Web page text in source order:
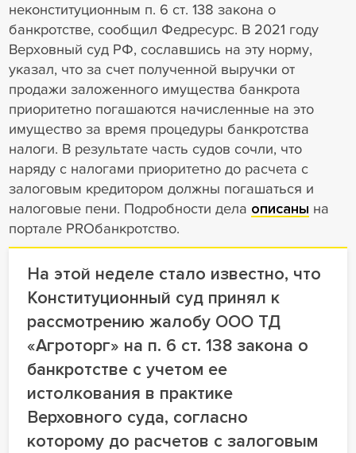
неконституционным п. 6 ст. 138 закона о
банкротстве, сообщил Федресурс. В 2021 году
Верховный суд РФ, сославшись на эту норму,
указал, что за счет полученной выручки от
продажи заложенного имущества банкрота
приоритетно погашаются начисленные на это
имущество за время процедуры банкротства
налоги. В результате часть судов сочли, что
наряду с налогами приоритетно до расчета с
залоговым кредитором должны погашаться и
налоговые пени. Подробности дела описаны на
портале PROбанкротство.
На этой неделе стало известно, что
Конституционный суд принял к
рассмотрению жалобу ООО ТД
«Агроторг» на п. 6 ст. 138 закона о
банкротстве с учетом ее
истолкования в практике
Верховного суда, согласно
которому до расчетов с залоговым